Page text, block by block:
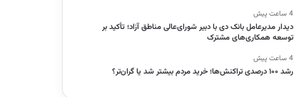
4 ساعت پیش
دیدار مدیرعامل بانک دی با دبیر شورای‌عالی مناطق آزاد؛ تأکید بر
توسعه همکاری‌های مشترک
4 ساعت پیش
رشد ۱۰۰ درصدی تراکنش‌ها؛ خرید مردم بیشتر شد یا گران‌تر؟